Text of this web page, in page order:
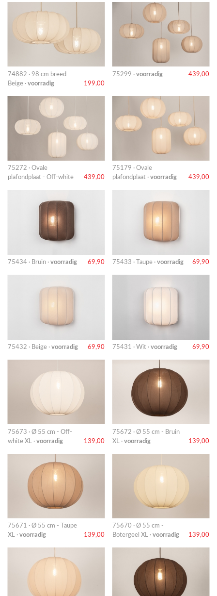
74882 · 98 cm breed -
Beige · voorradig 199,00
75299 · voorradig 439,00
75272 · Ovale
plafondplaat - Off-white
439,00
75179 · Ovale
plafondplaat · voorradig 439,00
75434 · Bruin · voorradig 69,90 75433 · Taupe · voorradig 69,90
75432 · Beige · voorradig 69,90 75431 · Wit · voorradig 69,90
75673 · Ø 55 cm - Off-
white XL · voorradig 139,00
75672 · Ø 55 cm - Bruin
XL · voorradig 139,00
75671 · Ø 55 cm - Taupe
XL · voorradig 139,00
75670 · Ø 55 cm -
Botergeel XL · voorradig 139,00